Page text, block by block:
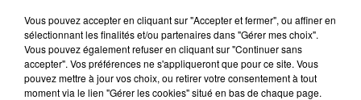
31 juillet 2026
Gagnez vos entrées à Terra Botanica !
Vous pouvez accepter en cliquant sur "Accepter et fermer", ou affiner en
sélectionnant les finalités et/ou partenaires dans "Gérer mes choix".
Vous pouvez également refuser en cliquant sur "Continuer sans
accepter". Vos préférences ne s'appliqueront que pour ce site. Vous
pouvez mettre à jour vos choix, ou retirer votre consentement à tout
moment via le lien "Gérer les cookies" situé en bas de chaque page.